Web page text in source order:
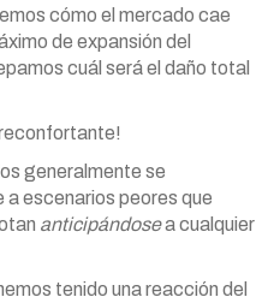
cómo el mercado cae
de expansión del
cuál será el daño total
generalmente se
escenarios peores que
anticipándosea cualquier
tenido una reacción del